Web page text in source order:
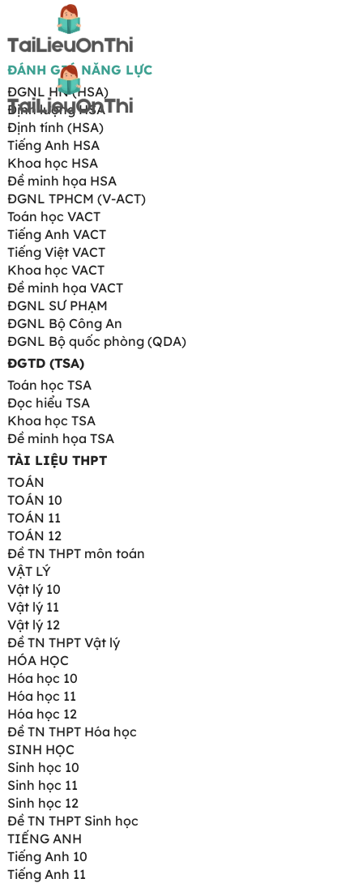
ĐÁNH GIÁ NĂNG LỰC
ĐGNL HN (HSA)
Định lượng HSA
Định tính (HSA)
Tiếng Anh HSA
Khoa học HSA
Đề minh họa HSA
ĐGNL TPHCM (V-ACT)
Toán học VACT
Tiếng Anh VACT
Tiếng Việt VACT
Khoa học VACT
Đề minh họa VACT
ĐGNL SƯ PHẠM
ĐGNL Bộ Công An
ĐGNL Bộ quốc phòng (QDA)
ĐGTD (TSA)
Toán học TSA
Đọc hiểu TSA
Khoa học TSA
Đề minh họa TSA
TÀI LIỆU THPT
TOÁN
TOÁN 10
TOÁN 11
TOÁN 12
Đề TN THPT môn toán
VẬT LÝ
Vật lý 10
Vật lý 11
Vật lý 12
Đề TN THPT Vật lý
HÓA HỌC
Hóa học 10
Hóa học 11
Hóa học 12
Đề TN THPT Hóa học
SINH HỌC
Sinh học 10
Sinh học 11
Sinh học 12
Đề TN THPT Sinh học
TIẾNG ANH
Tiếng Anh 10
Tiếng Anh 11